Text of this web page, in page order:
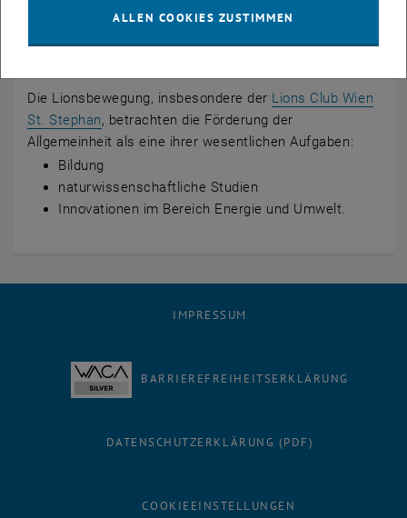
Die Lionsbewegung, insbesondere der Lions Club Wien
St. Stephan, öffnet eine externe URL in einem neuen
, betrachten die Förderung der
Allgemeinheit als eine ihrer wesentlichen Aufgaben:
Bildung
naturwissenschaftliche Studien
Innovationen im Bereich Energie und Umwelt.
IMPRESSUM
BARRIEREFREIHEITSERKLÄRUNG
DATENSCHUTZERKLÄRUNG (PDF)
COOKIEEINSTELLUNGEN
ALLEN COOKIES ZUSTIMMEN